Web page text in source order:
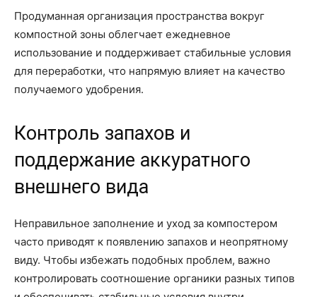
Продуманная организация пространства вокруг
компостной зоны облегчает ежедневное
использование и поддерживает стабильные условия
для переработки, что напрямую влияет на качество
получаемого удобрения.
Контроль запахов и
поддержание аккуратного
внешнего вида
Неправильное заполнение и уход за компостером
часто приводят к появлению запахов и неопрятному
виду. Чтобы избежать подобных проблем, важно
контролировать соотношение органики разных типов